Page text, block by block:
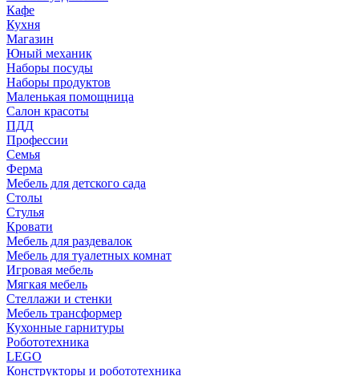
Кафе
Кухня
Магазин
Юный механик
Наборы посуды
Наборы продуктов
Маленькая помощница
Салон красоты
ПДД
Профессии
Семья
Ферма
Мебель для детского сада
Столы
Cтулья
Кровати
Мебель для раздевалок
Мебель для туалетных комнат
Игровая мебель
Мягкая мебель
Стеллажи и стенки
Мебель трансформер
Кухонные гарнитуры
Робототехника
LEGO
Конструкторы и робототехника